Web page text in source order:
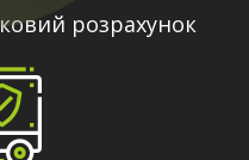
розрахунок